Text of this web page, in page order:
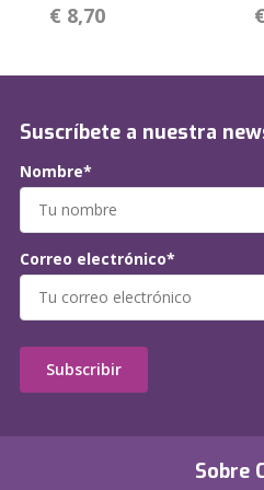
€ 8,70
Sobre
Suscríbete a nuestra
Nombre*
Correo electrónico*
Subscribir